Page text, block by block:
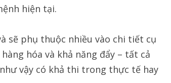
hiện tại.
sẽ phụ thuộc nhiều vào chi tiết cụ
hóa và khả năng đẩy – tất cả
vậy có khả thi trong thực tế hay